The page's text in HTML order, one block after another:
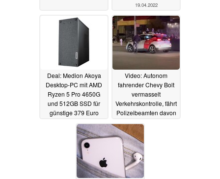
19.04.2022
Deal: Medion Akoya
Desktop-PC mit AMD
Ryzen 5 Pro 4650G
und 512GB SSD für
günstige 379 Euro
18.04.2022
Video: Autonom
fahrender Chevy Bolt
vermasselt
Verkehrskontrolle, fährt
Polizeibeamten davon
12.04.2022